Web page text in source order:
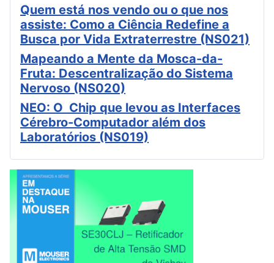
Quem está nos vendo ou o que nos
assiste: Como a Ciência Redefine a
Busca por Vida Extraterrestre (NS021)
Mapeando a Mente da Mosca-da-
Fruta: Descentralização do Sistema
Nervoso (NS020)
NEO: O Chip que levou as Interfaces
Cérebro-Computador além dos
Laboratórios (NS019)